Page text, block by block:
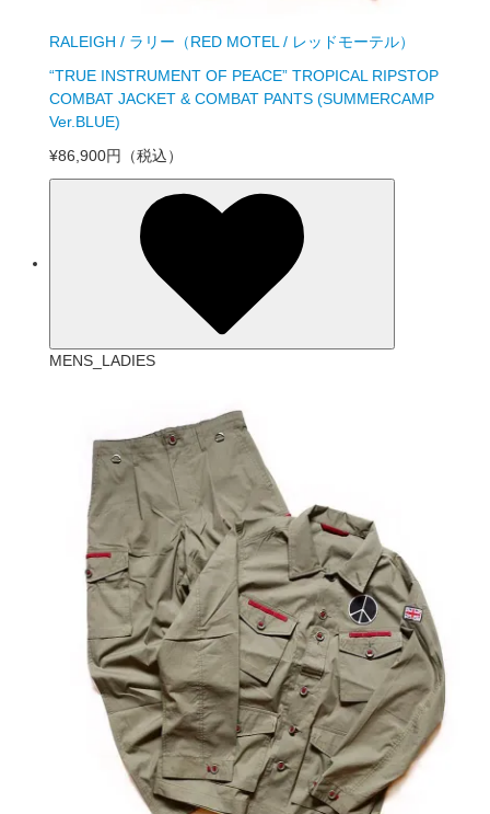
RALEIGH / ラリー（RED MOTEL / レッドモーテル）
“TRUE INSTRUMENT OF PEACE” TROPICAL RIPSTOP
COMBAT JACKET & COMBAT PANTS (SUMMERCAMP
Ver.BLUE)
¥86,900円
（税込）
MENS_LADIES